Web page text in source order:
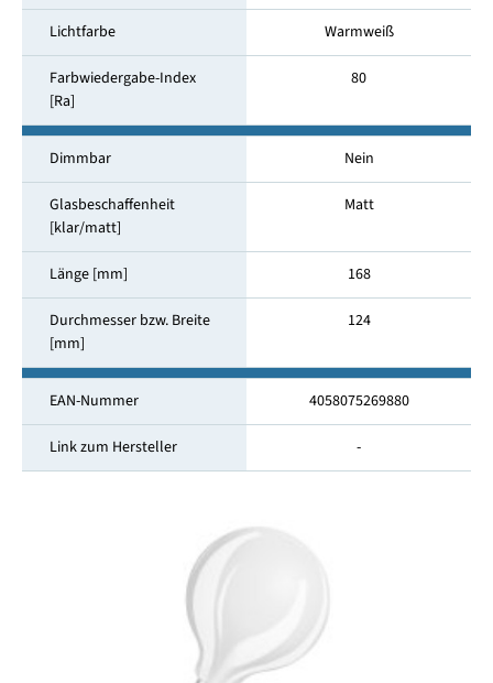
Lichtfarbe Warmweiß
Farbwiedergabe-Index
[Ra]
80
Dimmbar Nein
Glasbeschaffenheit
[klar/matt]
Matt
Länge [mm] 168
Durchmesser bzw. Breite
[mm]
124
EAN-Nummer 4058075269880
Link zum Hersteller -